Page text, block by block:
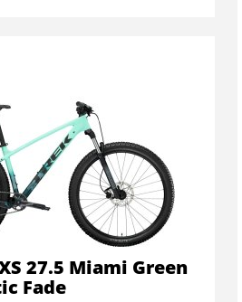
27.5 Miami Green
Fade